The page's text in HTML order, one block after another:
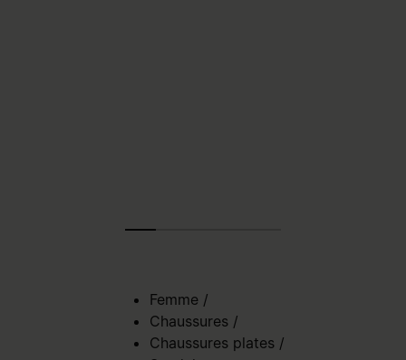
Femme /
Chaussures /
Chaussures plates /